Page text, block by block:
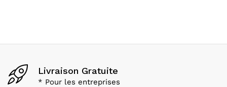
Livraison Gratuite
* Pour les entreprises